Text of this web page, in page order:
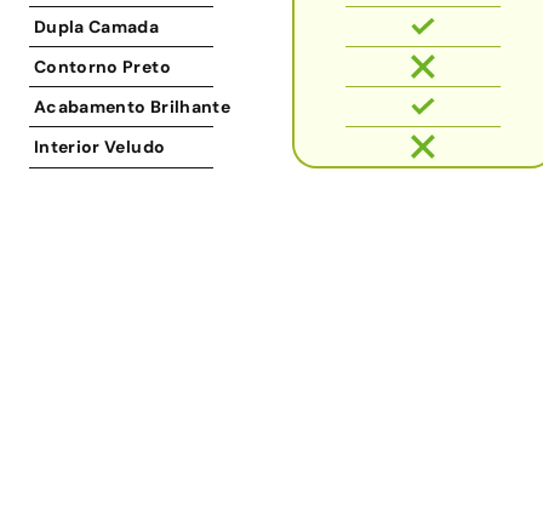
Dupla Camada
Contorno Preto
Acabamento Brilhante
Interior Veludo